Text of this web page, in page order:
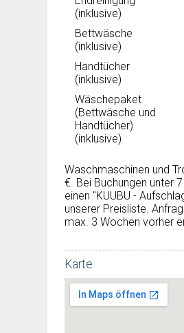
(inklusive)
Bettwäsche
(inklusive)
Handtücher
(inklusive)
Wäschepaket
(Bettwäsche und
Handtücher)
(inklusive)
Waschmaschinen und
€. Bei Buchungen unter
einen "KUUBU -
unserer Preisliste.
max. 3 Wochen vorher
Karte